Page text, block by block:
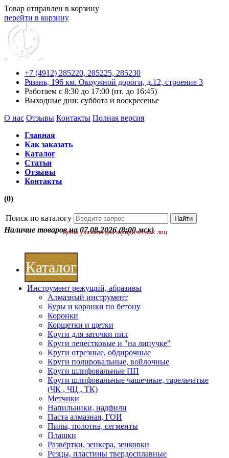
Товар отправлен в корзину
перейти в корзину
+7 (4912) 285220, 285225, 285230
Рязань, 196 км. Окружной дороги, д.12, строение 3
Работаем с 8:30 до 17:00 (пт. до 16:45)
Выходные дни: суббота и воскресенье
О нас Отзывы Контакты Полная версия
Главная
Как заказать
Каталог
Статьи
Отзывы
Контакты
(0)
Поиск по каталогу
Наличие товаров на 07.08.2026 (8:00 мск)
Цены указаны для юридических лиц
Каталог
Инструмент режущий, абразивы
Алмазный инструмент
Буры и коронки по бетону
Коронки
Корщетки и щетки
Круги для заточки пил
Круги лепестковые и "на липучке"
Круги отрезные, обдирочные
Круги полировальные, войлочные
Круги шлифовальные ПП
Круги шлифовальные чашечные, тарельчатые
(ЧК , ЧЦ , ТК)
Метчики
Напильники, надфили
Паста алмазная, ГОИ
Пилы, полотна, сегменты
Плашки
Развёртки, зенкера, зенковки
Резцы, пластины твердосплавные